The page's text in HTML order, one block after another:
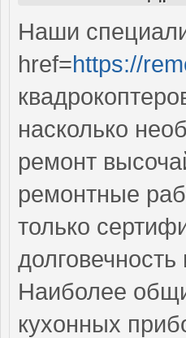
Наши
href=https://
насколько
ремонт
ремонтные
только
Наиболее
кухонных